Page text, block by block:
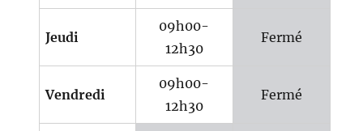
Jeudi
09h00-
12h30
Fermé
Vendredi
09h00-
12h30
Fermé